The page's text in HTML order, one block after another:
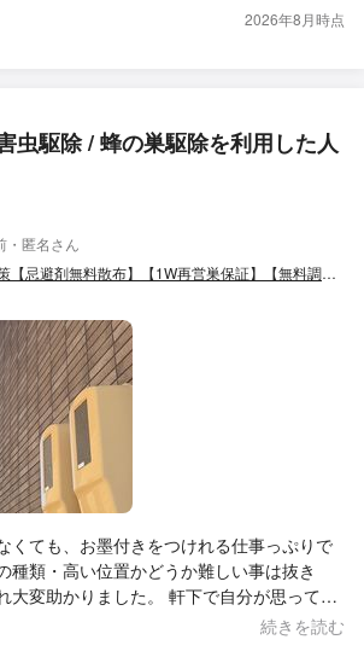
2026年8月時点
虫駆除 / 蜂の巣駆除を利用した人
・匿名さん
★3つの安心★戻ハチ対策【忌避剤無料散布】【1W再営巣保証】【無料調査】
くても、お墨付きをつけれる仕事っぷりで
種類・高い位置かどうか難しい事は抜き
大変助かりました。 軒下で自分が思ってい
たが、嫌な顔せずに30分程度でやってくれ
続きを読む